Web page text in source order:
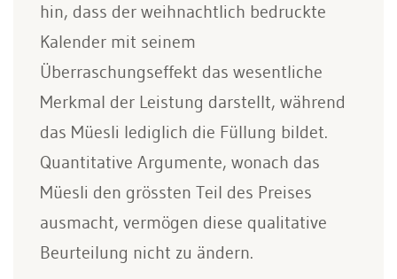
hin, dass der weihnachtlich bedruckte
Kalender mit seinem
Überraschungseffekt das wesentliche
Merkmal der Leistung darstellt, während
das Müesli lediglich die Füllung bildet.
Quantitative Argumente, wonach das
Müesli den grössten Teil des Preises
ausmacht, vermögen diese qualitative
Beurteilung nicht zu ändern.